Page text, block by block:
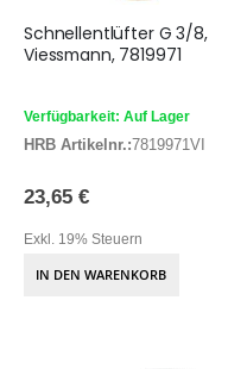
Schnellentlüfter G 3/8,
Viessmann, 7819971
Verfügbarkeit: Auf Lager
HRB Artikelnr.:7819971VI
23,65 €
Exkl. 19% Steuern
IN DEN WARENKORB